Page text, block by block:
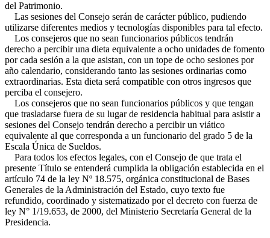
del Patrimonio.
Las sesiones del Consejo serán de carácter público, pudiendo
utilizarse diferentes medios y tecnologías disponibles para tal efecto.
Los consejeros que no sean funcionarios públicos tendrán
derecho a percibir una dieta equivalente a ocho unidades de fomento
por cada sesión a la que asistan, con un tope de ocho sesiones por
año calendario, considerando tanto las sesiones ordinarias como
extraordinarias. Esta dieta será compatible con otros ingresos que
perciba el consejero.
Los consejeros que no sean funcionarios públicos y que tengan
que trasladarse fuera de su lugar de residencia habitual para asistir a
sesiones del Consejo tendrán derecho a percibir un viático
equivalente al que corresponda a un funcionario del grado 5 de la
Escala Única de Sueldos.
Para todos los efectos legales, con el Consejo de que trata el
presente Título se entenderá cumplida la obligación establecida en el
artículo 74 de la ley Nº 18.575, orgánica constitucional de Bases
Generales de la Administración del Estado, cuyo texto fue
refundido, coordinado y sistematizado por el decreto con fuerza de
ley N° 1/19.653, de 2000, del Ministerio Secretaría General de la
Presidencia.